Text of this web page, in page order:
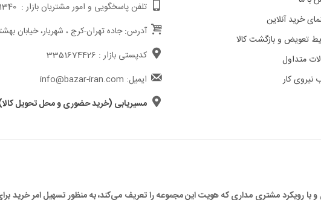
خرید آنلاین
تعویض و بازگشت کالا
متداول
کار
تلفن پاسخگویی و امور مشتریان بازار : 02191011340
آدرس: جاده تهران-کرج ، شهریار، خیابان
کدپستی بازار : 3351674426
ایمیل: info@bazar-iran.com
مسیریابی (خرید حضوری و محل تحویل
و با رویکرد مشتری مداری که هویت این مجموعه را تعریف می‌کند، به منظور تسهیل امر